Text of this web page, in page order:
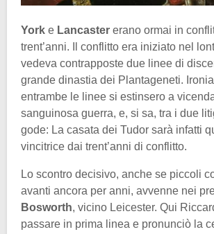
York e Lancaster erano ormai in
trent’anni. Il conflitto era iniziato nel
vedeva contrapposte due linee di
grande dinastia dei Plantageneti.
entrambe le linee si estinsero a
sanguinosa guerra, e, si sa, tra i due
gode: La casata dei Tudor sarà infatti
vincitrice dai trent’anni di conflitto.
Lo scontro decisivo, anche se piccoli
avanti ancora per anni, avvenne nei
Bosworth, vicino Leicester. Qui
passare in prima linea e pronunciò la